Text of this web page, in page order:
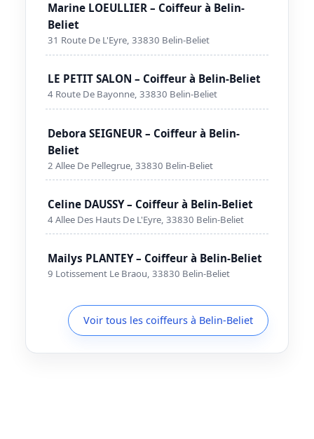
Marine LOEULLIER – Coiffeur à Belin-
Beliet
31 Route De L'Eyre, 33830 Belin-Beliet
LE PETIT SALON – Coiffeur à Belin-Beliet
4 Route De Bayonne, 33830 Belin-Beliet
Debora SEIGNEUR – Coiffeur à Belin-
Beliet
2 Allee De Pellegrue, 33830 Belin-Beliet
Celine DAUSSY – Coiffeur à Belin-Beliet
4 Allee Des Hauts De L'Eyre, 33830 Belin-Beliet
Mailys PLANTEY – Coiffeur à Belin-Beliet
9 Lotissement Le Braou, 33830 Belin-Beliet
Voir tous les coiffeurs à Belin-Beliet